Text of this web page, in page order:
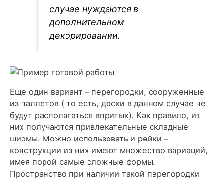
случае нуждаются в
дополнительном
декорировании.
Еще один вариант – перегородки, сооруженные
из паллетов ( то есть, доски в данном случае не
будут располагаться впритык). Как правило, из
них получаются привлекательные складные
ширмы. Можно использовать и рейки –
конструкции из них имеют множество вариаций,
имея порой самые сложные формы.
Пространство при наличии такой перегородки